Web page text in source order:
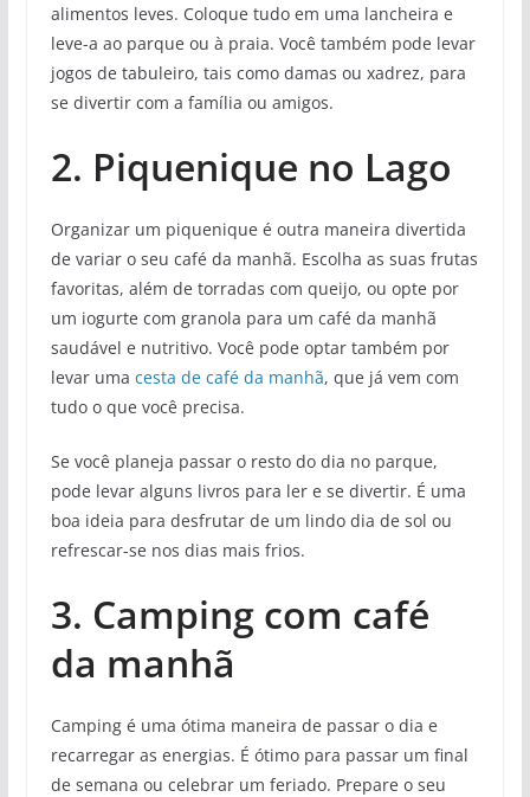
alimentos leves. Coloque tudo em uma lancheira e
leve-a ao parque ou à praia. Você também pode levar
jogos de tabuleiro, tais como damas ou xadrez, para
se divertir com a família ou amigos.
2. Piquenique no Lago
Organizar um piquenique é outra maneira divertida
de variar o seu café da manhã. Escolha as suas frutas
favoritas, além de torradas com queijo, ou opte por
um iogurte com granola para um café da manhã
saudável e nutritivo. Você pode optar também por
levar uma cesta de café da manhã, que já vem com
tudo o que você precisa.
Se você planeja passar o resto do dia no parque,
pode levar alguns livros para ler e se divertir. É uma
boa ideia para desfrutar de um lindo dia de sol ou
refrescar-se nos dias mais frios.
3. Camping com café
da manhã
Camping é uma ótima maneira de passar o dia e
recarregar as energias. É ótimo para passar um final
de semana ou celebrar um feriado. Prepare o seu